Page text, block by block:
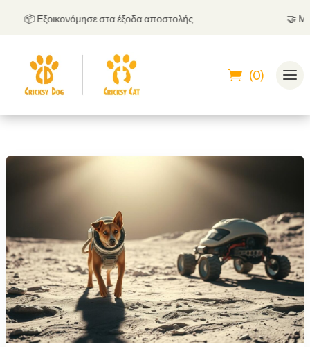
📦 Εξοικονόμησε στα έξοδα αποστολής
(0)